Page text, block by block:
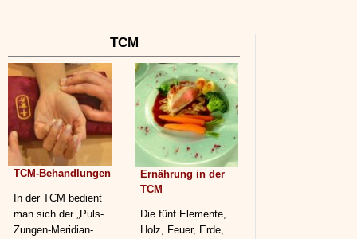
TCM
TCM-Behandlungen
In der TCM bedient
man sich der „Puls-
Zungen-Meridian-
Ernährung in der
TCM
Die fünf Elemente,
Holz, Feuer, Erde,